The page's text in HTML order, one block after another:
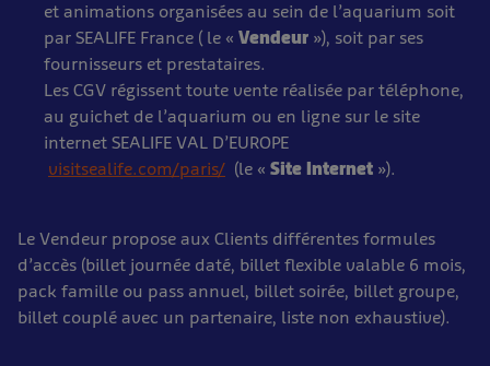
et animations organisées au sein de l’aquarium soit
par SEALIFE France ( le « Vendeur »), soit par ses
fournisseurs et prestataires.
Les CGV régissent toute vente réalisée par téléphone,
au guichet de l’aquarium ou en ligne sur le site
internet SEALIFE VAL D’EUROPE
visitsealife.com/paris/ (le « Site Internet »).
Le Vendeur propose aux Clients différentes formules
d’accès (billet journée daté, billet flexible valable 6 mois,
pack famille ou pass annuel, billet soirée, billet groupe,
billet couplé avec un partenaire, liste non exhaustive).